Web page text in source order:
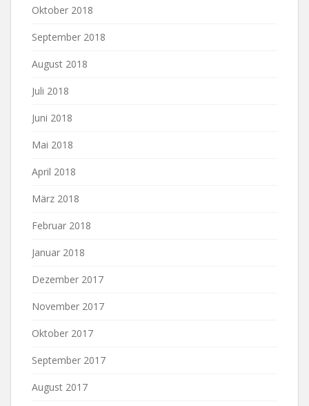
Oktober 2018
September 2018
August 2018
Juli 2018
Juni 2018
Mai 2018
April 2018
März 2018
Februar 2018
Januar 2018
Dezember 2017
November 2017
Oktober 2017
September 2017
August 2017